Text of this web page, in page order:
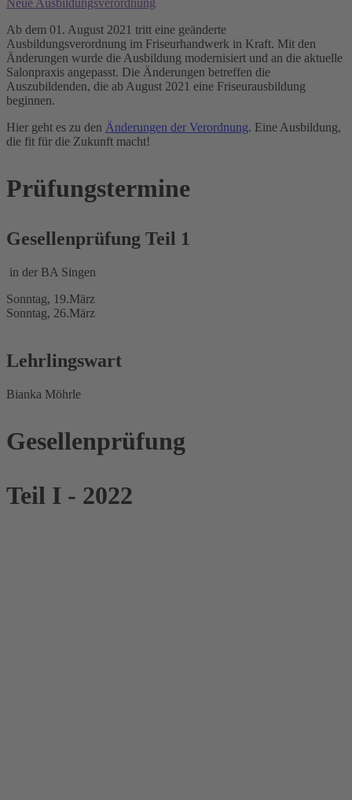
Ab dem 01. August 2021 tritt eine geänderte
Ausbildungsverordnung im Friseurhandwerk in Kraft. Mit den
Änderungen wurde die Ausbildung modernisiert und an die aktuelle
Salonpraxis angepasst. Die Änderungen betreffen die
Auszubildenden, die ab August 2021 eine Friseurausbildung
beginnen.
Hier geht es zu den Änderungen der Verordnung. Eine Ausbildung,
die fit für die Zukunft macht!
Prüfungstermine
Gesellenprüfung Teil 1
in der BA Singen
Sonntag, 19.März
Sonntag, 26.März
Lehrlingswart
Bianka Möhrle
Gesellenprüfung
Teil I - 2022